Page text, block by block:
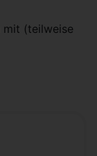
mit (teilweise